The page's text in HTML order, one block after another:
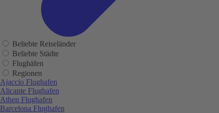
Beliebte Reiseländer
Beliebte Städte
Flughäfen
Regionen
Ajaccio Flughafen
Alicante Flughafen
Athen Flughafen
Barcelona Flughafen